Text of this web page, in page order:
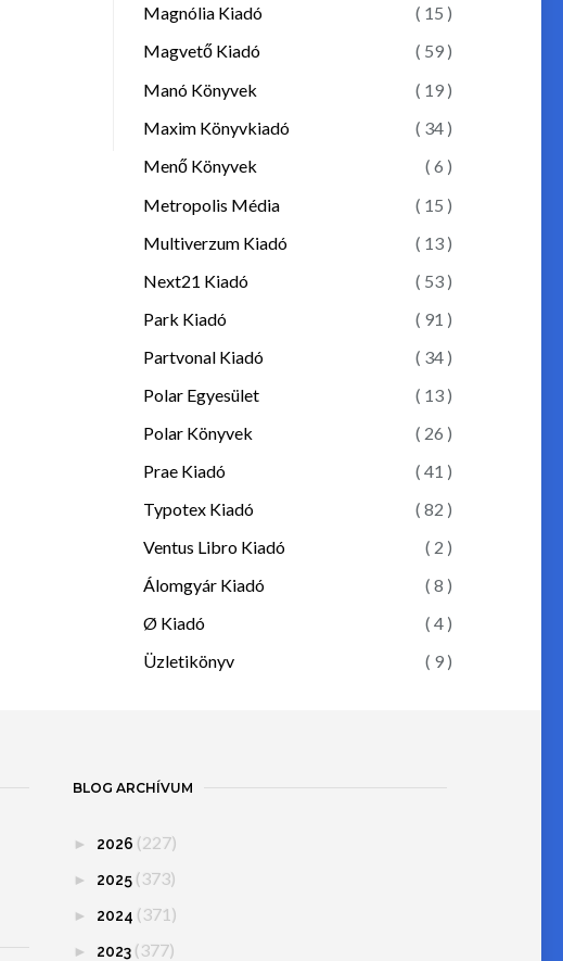
Magnólia Kiadó
( 15 )
Magvető Kiadó
( 59 )
Manó Könyvek
( 19 )
Maxim Könyvkiadó
( 34 )
Menő Könyvek
( 6 )
Metropolis Média
( 15 )
Multiverzum Kiadó
( 13 )
Next21 Kiadó
( 53 )
Park Kiadó
( 91 )
Partvonal Kiadó
( 34 )
Polar Egyesület
( 13 )
Polar Könyvek
( 26 )
Prae Kiadó
( 41 )
Typotex Kiadó
( 82 )
Ventus Libro Kiadó
( 2 )
Álomgyár Kiadó
( 8 )
Ø Kiadó
( 4 )
Üzletikönyv
( 9 )
BLOG ARCHÍVUM
► 2026 (227)
► 2025 (373)
► 2024 (371)
► 2023 (377)